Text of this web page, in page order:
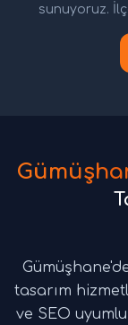
sunuyoruz.
tasarım
ve SEO